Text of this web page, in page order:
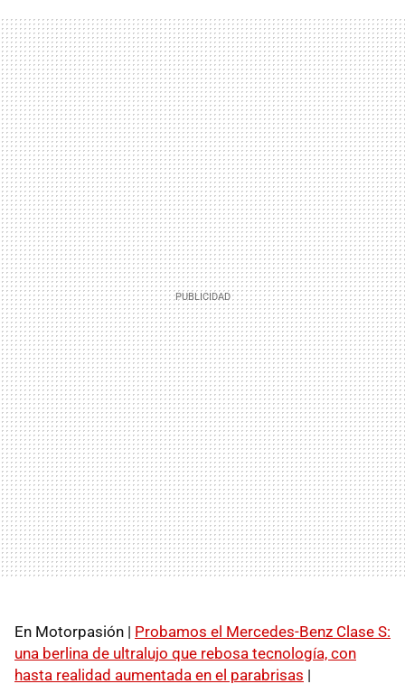
En Motorpasión | Probamos el Mercedes-Benz Clase S:
una berlina de ultralujo que rebosa tecnología, con
hasta realidad aumentada en el parabrisas |